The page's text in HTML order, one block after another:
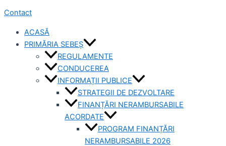
Contact
ACASĂ
PRIMĂRIA SEBEȘ
REGULAMENTE
CONDUCEREA
INFORMAȚII PUBLICE
STRATEGII DE DEZVOLTARE
FINANȚĂRI NERAMBURSABILE
ACORDATE
PROGRAM FINANȚĂRI
NERAMBURSABILE 2026